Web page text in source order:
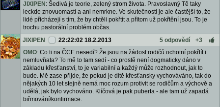
JIXIPEN : Šedivá je teorie, zelený strom života. Pravoslavný Tě taky
leckde znovuomastí a ani nemrkne. Ve skutečnosti je ale častější to, že
lidé přicházejí s tím, že by chtěli pokřtít a přitom už pokřtění jsou. To je
trochu pastorální problém občas.
JIXIPEN
22:22:02 18.2.2013 5 odpovědí
+3
OMO: Co ti na ČCE nesedí? Že jsou na žádost rodičů ochotní pokřtít i
nemluvňata? To mě to tam sedí - co prostě není dogmaticky dáno v
základu křesťanství, to je variabilní a každý může rozhodnout, jak to
bude. Mě zase přijde, že pokud je dítě křesťansky vychováváno, tak do
nějakých 10 let stejně nemá moc rozum protivit se rodičům a výchově a
udělá, jak bylo vychováno. Klíčová je pak puberta - ale tam už zapadá
biřmování/konfirmace.